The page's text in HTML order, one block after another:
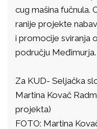
cug mašina fučnula.
ranije projekte
i promocije sviranja
području Međimurja.
Za KUD- Seljačka
Martina Kovač
projekta)
FOTO: Martina